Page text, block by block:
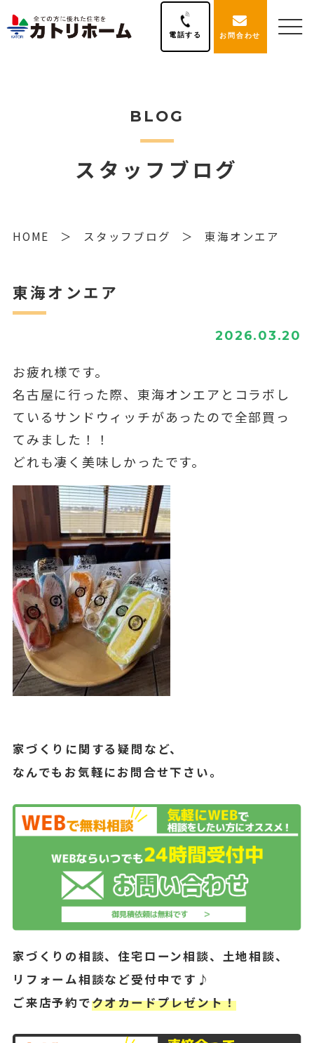
電話する お問合わせ
BLOG
スタッフブログ
HOME スタッフブログ 東海オンエア
東海オンエア
2026.03.20
お疲れ様です。
名古屋に行った際、東海オンエアとコラボし
ているサンドウィッチがあったので全部買っ
てみました！！
どれも凄く美味しかったです。
家づくりに関する疑問など、
なんでもお気軽にお問合せ下さい。
家づくりの相談、住宅ローン相談、土地相談、
リフォーム相談など受付中です♪
ご来店予約でクオカードプレゼント！